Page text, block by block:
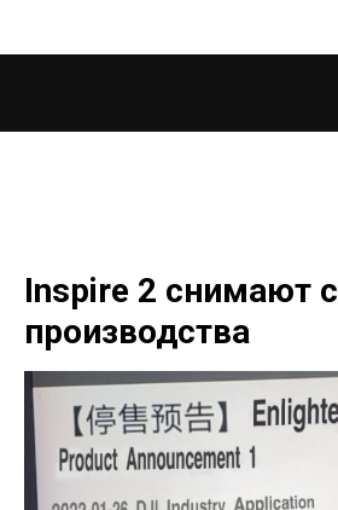
Inspire 2 снимают с
производства